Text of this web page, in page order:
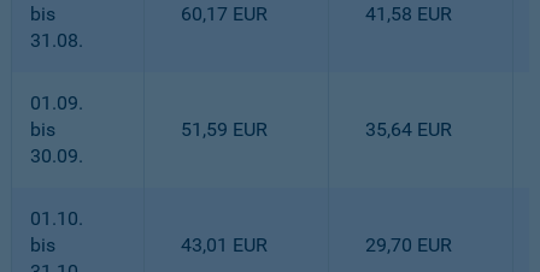
bis
31.08.
60,17 EUR 41,58 EUR
01.09.
bis
30.09.
51,59 EUR 35,64 EUR
01.10.
bis
43,01 EUR 29,70 EUR